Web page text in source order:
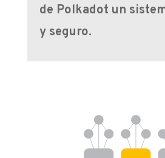
de Polkadot un
y seguro.